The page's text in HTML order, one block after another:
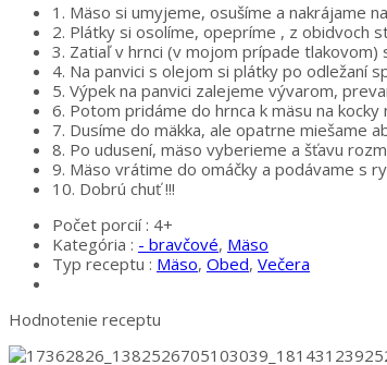
1. Mäso si umyjeme, osušíme a nakrájame
2. Plátky si osolíme, opepríme , z obidvoch
3. Zatiaľ v hrnci (v mojom prípade tlakovom)
4. Na panvici s olejom si plátky po odležaní
5. Výpek na panvici zalejeme vývarom,
6. Potom pridáme do hrnca k mäsu na
7. Dusíme do mäkka, ale opatrne miešame
8. Po udusení, mäso vyberieme a šťavu
9. Mäso vrátime do omáčky a podávame s
10. Dobrú chuť !!!
Počet porcií : 4+
Kategória : - bravčové, Mäso
Typ receptu : Mäso, Obed, Večera
Hodnotenie receptu